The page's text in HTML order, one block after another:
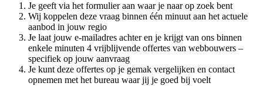
Je geeft via het formulier aan waar je naar op zoek bent
Wij koppelen deze vraag binnen één minuut aan het actuele
aanbod in jouw regio
Je laat jouw e-mailadres achter en je krijgt van ons binnen
enkele minuten 4 vrijblijvende offertes van webbouwers –
specifiek op jouw aanvraag
Je kunt deze offertes op je gemak vergelijken en contact
opnemen met het bureau waar jij je goed bij voelt